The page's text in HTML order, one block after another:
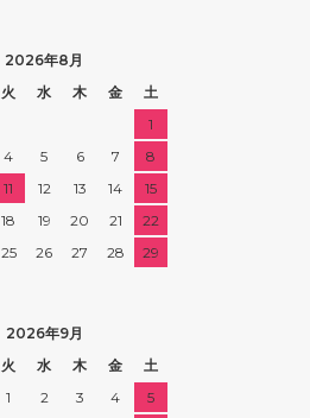
2026年8月
火 水 木 金
土
1
4 5 6 7
8
11 12 13 14
15
18 19 20 21
22
25 26 27 28
29
2026年9月
火 水 木 金
土
1
2 3 4
5